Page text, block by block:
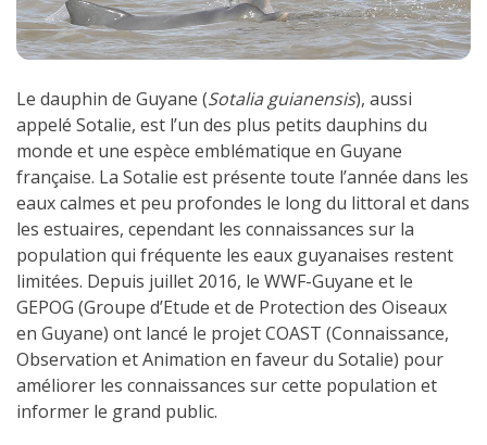
Le dauphin de Guyane (Sotalia guianensis), aussi
appelé Sotalie, est l’un des plus petits dauphins du
monde et une espèce emblématique en Guyane
française. La Sotalie est présente toute l’année dans les
eaux calmes et peu profondes le long du littoral et dans
les estuaires, cependant les connaissances sur la
population qui fréquente les eaux guyanaises restent
limitées. Depuis juillet 2016, le WWF-Guyane et le
GEPOG (Groupe d’Etude et de Protection des Oiseaux
en Guyane) ont lancé le projet COAST (Connaissance,
Observation et Animation en faveur du Sotalie) pour
améliorer les connaissances sur cette population et
informer le grand public.